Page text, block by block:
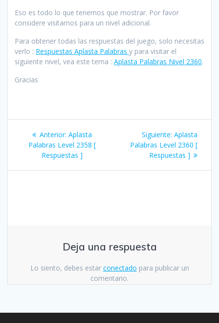
Eso es todo lo que tenemos que mostrar. Por favor
considere visitarnos para un nivel adicional.
Para obtener todas las respuestas del juego, solo necesitas
verlo : Respuestas Aplasta Palabras y para visitar el
siguiente nivel, vea este tema : Aplasta Palabras Nivel 2360.
Gracias
Navegación
entradas
Anterior: Entrada
anterior:
Aplasta
Palabras Level 2358 [
Respuestas ]
Siguiente: Siguiente
entrada:
Aplasta
Palabras Level 2360 [
Respuestas ]
Deja una respuesta
Lo siento, debes estar conectado para publicar un
comentario.